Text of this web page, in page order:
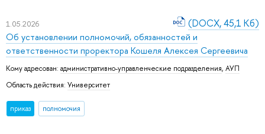
1.05.2026
Об установлении полномочий, обязанностей и
ответственности проректора Кошеля Алексея Сергеевича
Кому адресован: административно-управленческие подразделения, АУП
Область действия: Университет
приказ полномочия
(DOCX, 45,1 Кб)